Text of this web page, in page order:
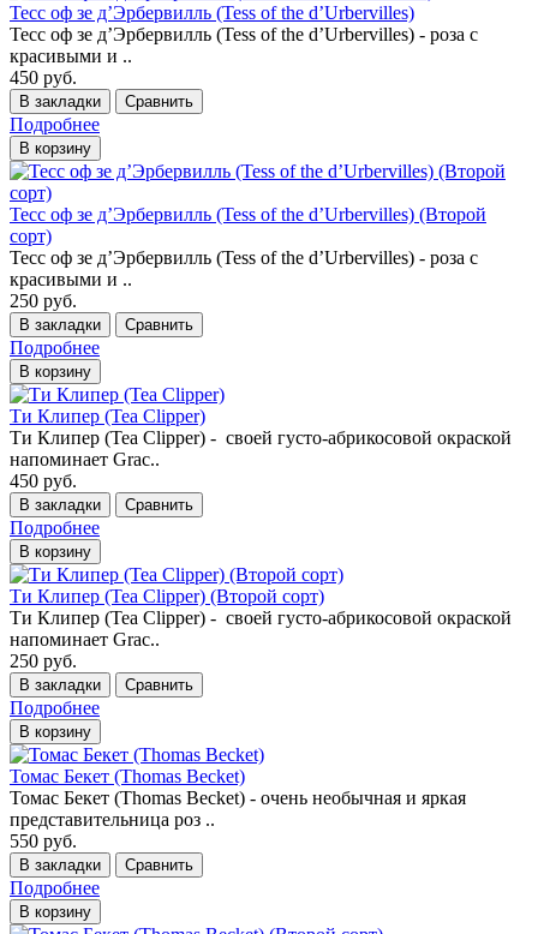
Тесс оф зе д’Эрбервилль (Tess of the d’Urbervilles)
Тесс оф зе д’Эрбервилль (Tess of the d’Urbervilles) - роза с
красивыми и ..
450 руб.
В закладки Сравнить
Подробнее
В корзину
Тесс оф зе д’Эрбервилль (Tess of the d’Urbervilles) (Второй
сорт)
Тесс оф зе д’Эрбервилль (Tess of the d’Urbervilles) - роза с
красивыми и ..
250 руб.
В закладки Сравнить
Подробнее
В корзину
Ти Клипер (Tea Clipper)
Ти Клипер (Tea Clipper) - своей густо-абрикосовой окраской
напоминает Grac..
450 руб.
В закладки Сравнить
Подробнее
В корзину
Ти Клипер (Tea Clipper) (Второй сорт)
Ти Клипер (Tea Clipper) - своей густо-абрикосовой окраской
напоминает Grac..
250 руб.
В закладки Сравнить
Подробнее
В корзину
Томас Бекет (Thomas Becket)
Томас Бекет (Thomas Becket) - очень необычная и яркая
представительница роз ..
550 руб.
В закладки Сравнить
Подробнее
В корзину